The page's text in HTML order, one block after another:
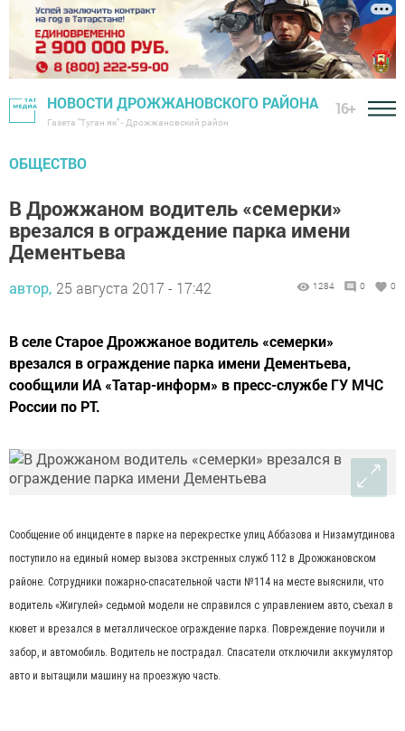
НОВОСТИ ДРОЖЖАНОВСКОГО РАЙОНА
Газета "Туган як" - Дрожжановский район
16+
ОБЩЕСТВО
В Дрожжаном водитель «семерки»
врезался в ограждение парка имени
Дементьева
автор, 25 августа 2017 - 17:42 1284 0 0
В селе Старое Дрожжаное водитель «семерки»
врезался в ограждение парка имени Дементьева,
сообщили ИА «Татар-информ» в пресс-службе ГУ МЧС
России по РТ.
Сообщение об инциденте в парке на перекрестке улиц Аббазова и Низамутдинова
поступило на единый номер вызова экстренных служб 112 в Дрожжановском
районе. Сотрудники пожарно-спасательной части №114 на месте выяснили, что
водитель «Жигулей» седьмой модели не справился с управлением авто, съехал в
кювет и врезался в металлическое ограждение парка. Повреждение поучили и
забор, и автомобиль. Водитель не пострадал. Спасатели отключили аккумулятор
авто и вытащили машину на проезжую часть.